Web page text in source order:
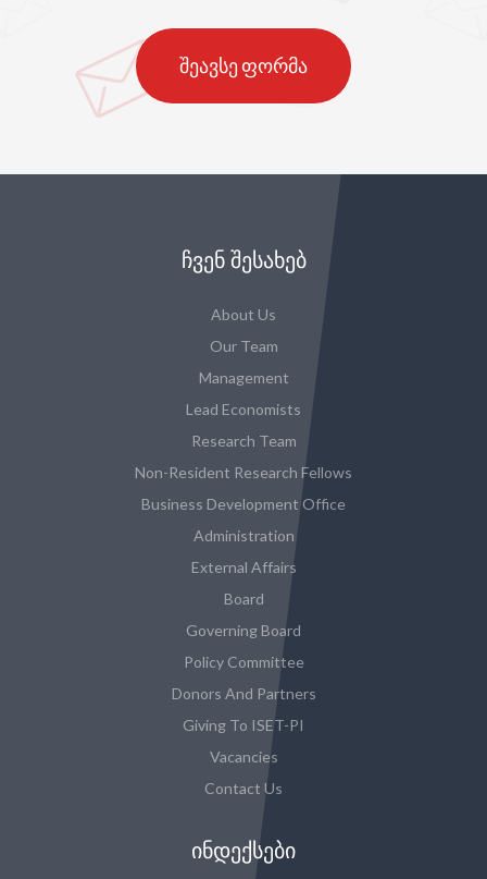
შეავსე ფორმა
ᲩᲕᲔᲜ ᲨᲔᲡᲐᲮᲔᲑ
About Us
Our Team
Management
Lead Economists
Research Team
Non-Resident Research Fellows
Business Development Office
Administration
External Affairs
Board
Governing Board
Policy Committee
Donors And Partners
Giving To ISET-PI
Vacancies
Contact Us
ᲘᲜᲓᲔᲥᲡᲔᲑᲘ